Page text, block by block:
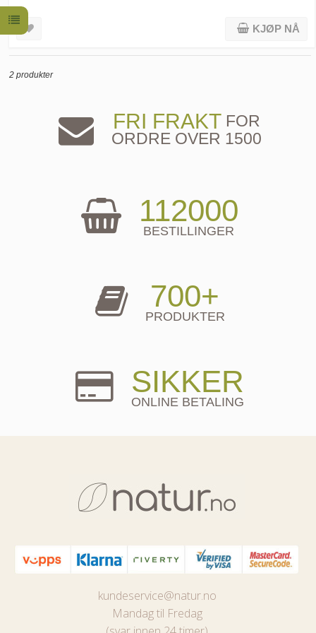
KJØP NÅ
2 produkter
FRI FRAKTFOR
ORDRE OVER 1500
112000
BESTILLINGER
700+
PRODUKTER
SIKKER
ONLINE BETALING
kundeservice@natur.no
Mandag til Fredag